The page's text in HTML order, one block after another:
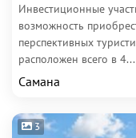
Инвестиционные
возможность
перспективных
расположен всего в 4...
Самана
3